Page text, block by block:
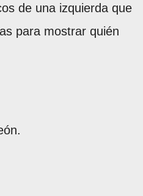
de una izquierda que
para mostrar quién